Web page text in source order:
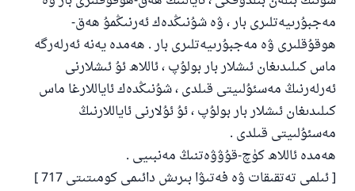
مەجبۇرىيەتلىرى بار ، ۋە شۇنىڭدەك ئەرنىڭمۇ ھەق-
ھوقۇقلىرى ۋە مەجبۇرىيەتلىرى بار . ھەمدە يەنە ئەرلەرگە
ماس كىلىدىغان ئىشلار بار بولۇپ ، ئاللاھ ئۇ ئىشلارنى
ئەرلەرنىڭ مەسئۇلىيتى قىلدى ، شۇنىڭدەك ئاياللارغا ماس
كىلىدىغان ئىشلار بار بولۇپ ، ئۇ ئۇلارنى ئاياللارنىڭ
مەسئۇلىيتى قىلدى .
ھەمدە ئاللاھ كۈچ-قۇۋۋەتنىڭ مەنبىيى .
[ ئىلمى تەتقىقات ۋە فەتىۋا بىرىش دائىمى كومىتىتى 717 ]